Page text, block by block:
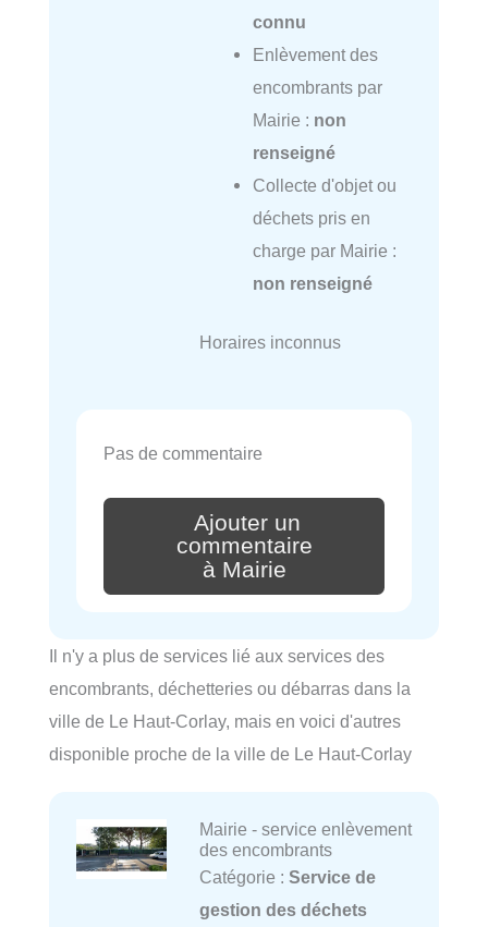
connu
Enlèvement des
encombrants par
Mairie : non
renseigné
Collecte d'objet ou
déchets pris en
charge par Mairie :
non renseigné
Horaires inconnus
Pas de commentaire
Ajouter un
commentaire
à Mairie
Il n'y a plus de services lié aux services des
encombrants, déchetteries ou débarras dans la
ville de Le Haut-Corlay, mais en voici d'autres
disponible proche de la ville de Le Haut-Corlay
Mairie - service enlèvement
des encombrants
Catégorie : Service de
gestion des déchets